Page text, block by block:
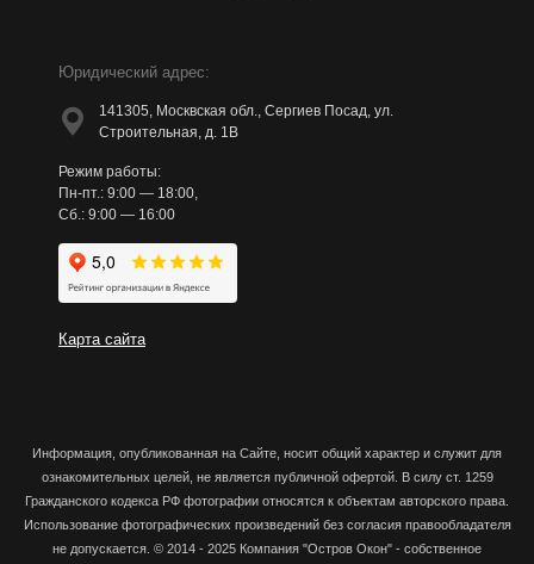
Юридический адрес:
141305, Москвская обл., Сергиев Посад, ул.
Строительная, д. 1В
Режим работы:
Пн-пт.: 9:00 — 18:00,
Сб.: 9:00 — 16:00
Карта сайта
Информация, опубликованная на Сайте , носит общий характер и служит для
ознакомительных целей, не является публичной офертой. В силу ст. 1259
Гражданского кодекса РФ фотографии относятся к объектам авторского права.
Использование фотографических произведений без согласия правообладателя
не допускается. © 2014 - 2025 Компания "Остров Окон" - собственное